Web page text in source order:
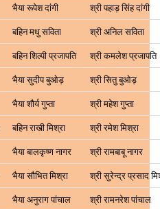
भैया रूपेश दांगी
श्री पहाड़ सिंह दांगी
बहिन मधु सविता
श्री अनिल सविता
बहिन शिल्पी प्रजापति
श्री कमलेश प्रजापति
भैया सुदीप बुओड़
श्री सितु बुओड़
भैया शौर्य गुप्ता
श्री महेश गुप्ता
बहिन राखी मिश्रा
श्री रमेश मिश्रा
भैया बालकृष्ण नागर
श्री रामबाबू नागर
भैया सौभित मिश्रा
श्री सुरेन्द्र प्रसाद
भैया अनुराग पांचाल
श्री रामनरेश पांचाल